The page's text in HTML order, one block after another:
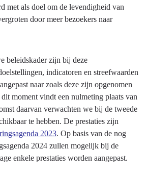
met als doel om de levendigheid van
door meer bezoekers naar
beleidskader zijn bij deze
indicatoren en streefwaarden
naar zoals deze zijn opgenomen
moment vindt een nulmeting plaats van
daarvan verwachten we bij de tweede
te hebben. De prestaties zijn
2023. Op basis van de nog
2024 zullen mogelijk bij de
enkele prestaties worden aangepast.